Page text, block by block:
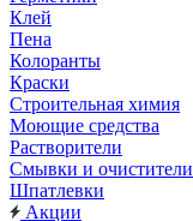
Клей
Пена
Колоранты
Краски
Строительная химия
Моющие средства
Растворители
Смывки и очистители
Шпатлевки
Акции